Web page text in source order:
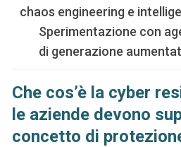
chaos engineering e
Sperimentazione con
di generazione
Che cos’è la cyber
le aziende devono
concetto di